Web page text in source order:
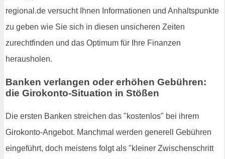
regional.de versucht Ihnen Informationen und Anhaltspunkte
zu geben wie Sie sich in diesen unsicheren Zeiten
zurechtfinden und das Optimum für Ihre Finanzen
herausholen.
Banken verlangen oder erhöhen Gebühren:
die Girokonto-Situation in Stößen
Die ersten Banken streichen das "kostenlos" bei ihrem
Girokonto-Angebot. Manchmal werden generell Gebühren
eingeführt, doch meistens folgt als "kleiner Zwischenschritt